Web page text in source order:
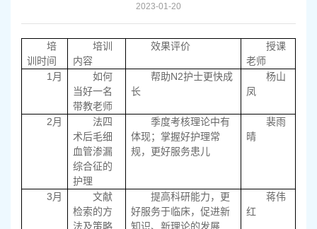
2023-01-20
培
训时间
培训
内容
效果评价
授课
老师
1 月
如何
当好一名
带教老师
帮助N2护士更快成
长
杨山
凤
2 月
法四
术后毛细
血管渗漏
综合征的
护理
季度考核理论中有
体现；掌握好护理常
规，更好服务患儿
裴雨
晴
3 月
文献
检索的方
法及策略
提高科研能力，更
好服务于临床，促进新
知识、新理论的发展
蒋伟
红